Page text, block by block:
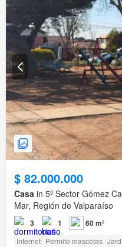
$ 82.000.000
Casa in 5º Sector Gómez
Mar, Región de Valparaíso
3 1 60 m²
Internet Permite mascotas